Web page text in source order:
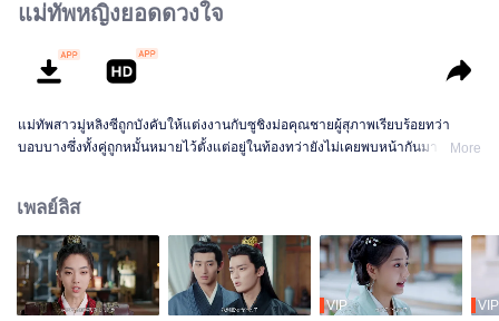
แม่ทัพหญิงยอดดวงใจ
แม่ทัพสาวมู่หลิงซีถูกบังคับให้แต่งงานกับซูชิงม่อคุณชายผู้สุภาพเรียบร้อยทว่า
บอบบางซึ่งทั้งคู่ถูกหมั้นหมายไว้ตั้งแต่อยู่ในท้องทว่ายังไม่เคยพบหน้ากันมาตลอด
More
เพลย์ลิส
VIP VIP